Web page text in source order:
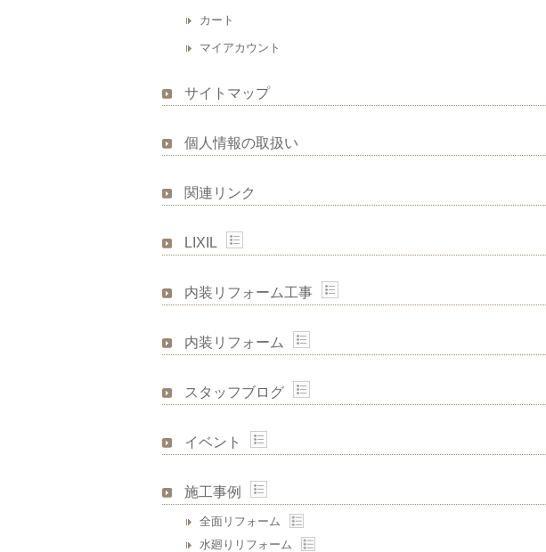
カート
マイアカウント
サイトマップ
個人情報の取扱い
関連リンク
LIXIL
内装リフォーム工事
内装リフォーム
スタッフブログ
イベント
施工事例
全面リフォーム
水廻りリフォーム